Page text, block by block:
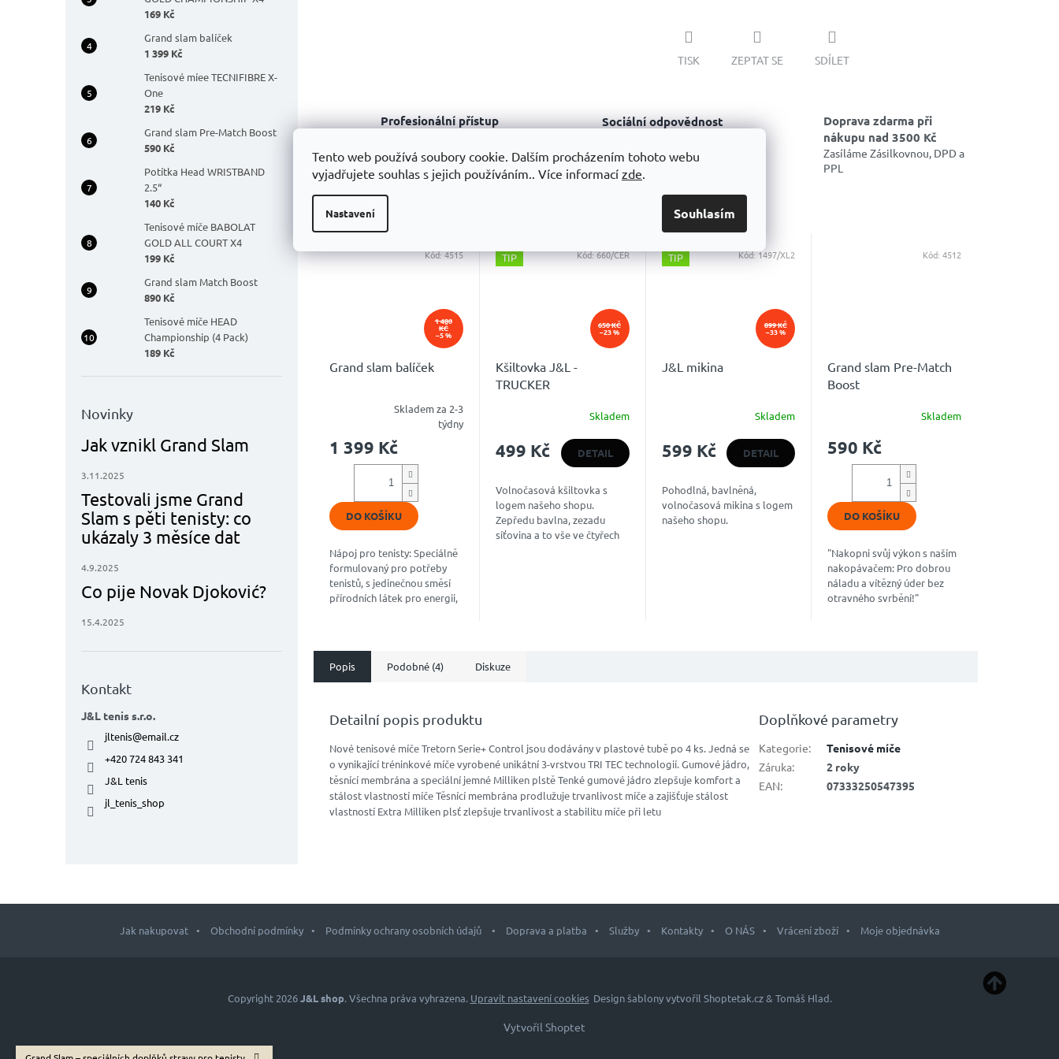
Tento web používá soubory cookie. Dalším procházením tohoto webu
vyjadřujete souhlas s jejich používáním.. Více informací zde
Nastavení Souhlasím
169 Kč
Grand slam balíček
1 399 Kč
Tenisové míee TECNIFIBRE X-
One
219 Kč
Grand slam Pre-Match Boost
590 Kč
Potítka Head WRISTBAND
2.5“
140 Kč
Tenisové míče BABOLAT
GOLD ALL COURT X4
199 Kč
Grand slam Match Boost
890 Kč
Tenisové míče HEAD
Championship (4 Pack)
189 Kč
Novinky
Jak vznikl Grand Slam
3.11.2025
Testovali jsme Grand
Slam s pěti tenisty: co
ukázaly 3 měsíce dat
4.9.2025
Co pije Novak Djoković?
15.4.2025
Kontakt
J&L tenis s.r.o.
jltenis@email.cz
+420 724 843 341
J&L tenis
jl_tenis_shop
TISK ZEPTAT SE SDÍLET
Profesionální přístup
Díky osobní zkušenosti
odborně poradíme s výběrem
Sociální odpovědnost
udržitelnost, vzdělávání a
férovou výrobu.
Doprava zdarma při
nákupu nad 3500 Kč
Zasíláme Zásilkovnou, DPD a
PPL
Související produkty
1 480
KČ
–5 %
Grand slam balíček
produktu
5
hvězdiček.
Skladem za 2-3
týdny
1 399 Kč
DO KOŠÍKU
Nápoj pro tenisty: Speciálně
formulovaný pro potřeby
tenistů, s jedinečnou směsí
přírodních látek pro energii,
Kód:4515 TIP
650 KČ
–23 %
Kšiltovka J&L -
TRUCKER
produktu
z
5
hvězdiček.
Skladem
499 Kč DETAIL
Volnočasová kšiltovka s
logem našeho shopu.
Zepředu bavlna, zezadu
síťovina a to vše ve čtyřech
Kód:660/CER TIP
899 KČ
–33 %
J&L mikina
produktu
z
5
hvězdiček.
Skladem
599 Kč DETAIL
Pohodlná, bavlněná,
volnočasová mikina s logem
našeho shopu.
Kód:1497/XL2
Grand slam Pre-Match
Boost
produktu
5
hvězdiček.
Skladem
590 Kč
DO KOŠÍKU
"Nakopni svůj výkon s naším
nakopávačem: Pro dobrou
náladu a vítězný úder bez
otravného svrbění!"
Kód: 4512
Popis Podobné (4) Diskuze
Detailní popis produktu
Nové tenisové míče Tretorn Serie+ Control jsou dodávány v plastové tubě po 4 ks. Jedná se
o vynikající tréninkové míče vyrobené unikátní 3-vrstvou TRI TEC technologií. Gumové jádro,
těsnící membrána a speciální jemné Milliken plstě Tenké gumové jádro zlepšuje komfort a
stálost vlastností míče Těsnící membrána prodlužuje trvanlivost míče a zajišťuje stálost
vlastností Extra Milliken plsť zlepšuje trvanlivost a stabilitu míče při letu
Doplňkové parametry
Kategorie:
Tenisové míče
Záruka:
2 roky
EAN: 07333250547395
Jak nakupovat Obchodní podmínky Podmínky ochrany osobních údajů Doprava a platba Služby Kontakty O NÁS Vrácení zboží Moje objednávka
Vytvořil Shoptet
Copyright 2026J&L shop. Všechna práva vyhrazena. Upravit nastavení cookies Design šablony vytvořil Shoptetak.cz& Tomáš Hlad.